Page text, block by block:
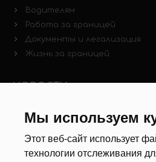
Мы используем
Этот веб-сайт использует
технологии отслеживания
Водителям
Работа за границей
Документы и легализация
Жизнь за границей
НОВОСТИ
Новости рынка труда